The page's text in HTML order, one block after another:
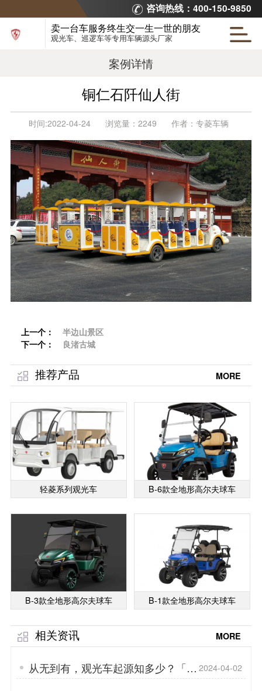
咨询热线：400-150-9850
卖一台车服务终生交一生一世的朋友
观光车、巡逻车等专用车辆源头厂家
案例详情
铜仁石阡仙人街
时间:2022-04-24 浏览量： 2249 作者： 专菱车辆
上一个：
半边山景区
下一个：
良渚古城
推荐产品 MORE
轻菱系列观光车 B-6款全地形高尔夫球车
B-3款全地形高尔夫球车 B-1款全地形高尔夫球车
相关资讯 MORE
从无到有，观光车起源知多少？「专
菱」
2024-04-02